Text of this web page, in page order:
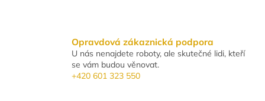
Opravdová zákaznická podpora
U nás nenajdete roboty, ale skutečné lidi, kteří
se vám budou věnovat.
+420 601 323 550